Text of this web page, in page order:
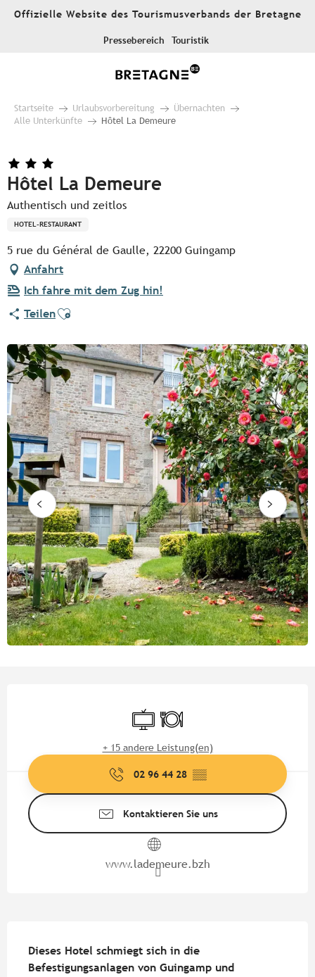
AllerOffizielle Website des Tourismusverbands der Bretagne
Pressebereich Touristik
Startseite Urlaubsvorbereitung
Übernachten
Alle Unterkünfte
Hôtel La Demeure
Hôtel La Demeure
Authentisch und zeitlos
HOTEL-RESTAURANT
5 rue du Général de Gaulle, 22200 Guingamp
Anfahrt
Ich fahre mit dem Zug hin!
TeilenAjouter aux favoris
FernsehenRestaurant
+ 15 andere Leistung(en)
02 96 44 28 ▒▒
Kontaktieren Sie uns
www.lademeure.bzh
Dieses Hotel schmiegt sich in die
Befestigungsanlagen von Guingamp und